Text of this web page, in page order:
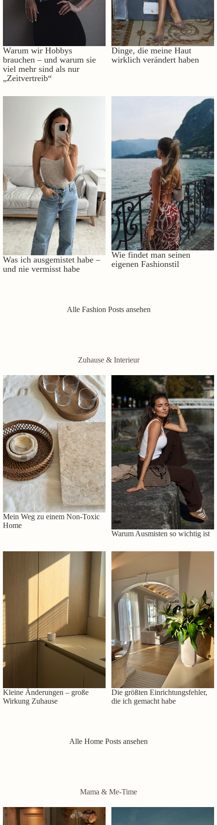
Warum wir Hobbys
brauchen – und warum sie
viel mehr sind als nur
„Zeitvertreib“
Dinge, die meine Haut
wirklich verändert haben
Was ich ausgemistet habe –
und nie vermisst habe
Wie findet man seinen
eigenen Fashionstil
Alle Fashion Posts ansehen
Zuhause & Interieur
Mein Weg zu einem Non-Toxic
Home
Warum Ausmisten so wichtig ist
Kleine Änderungen – große
Wirkung Zuhause
Die größten Einrichtungsfehler,
die ich gemacht habe
Alle Home Posts ansehen
Mama & Me-Time